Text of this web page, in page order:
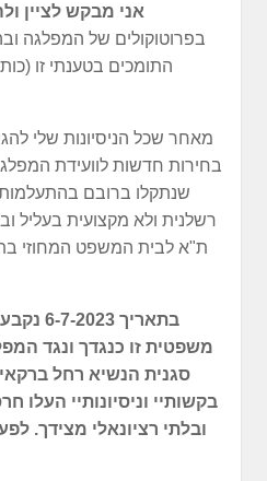
אני מבקש לציין
בפרוטוקולים של המפלגה
התומכים בטענתי זו
בחירות חדשות לוועידת
שנתקלו ברובם
רשלנית ולא מקצועית בעליל
בתאריך
משפטית זו כנגדך ונגד
סגנית הנשיא רחל
בקשותיי וניסיונותיי העלו
ובלתי רציונאלי מצידך.